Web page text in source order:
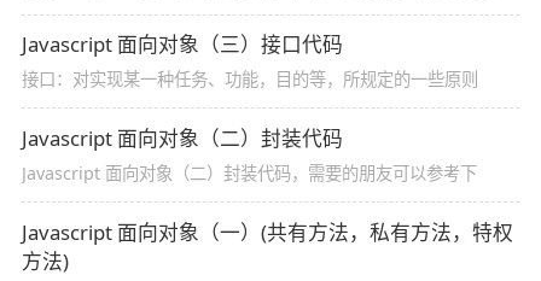
由类的实例化而来，JavaScript是基于原型的面向对象语言，没有
类的概念，对象派生自现有对象的副本
Javascript 面向对象（三）接口代码
接口：对实现某一种任务、功能，目的等，所规定的一些原则
Javascript 面向对象（二）封装代码
Javascript 面向对象（二）封装代码，需要的朋友可以参考下
Javascript 面向对象（一）(共有方法，私有方法，特权
方法)